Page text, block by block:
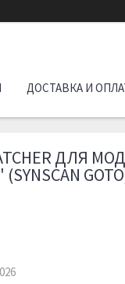
ДОСТАВКА И
ДЛЯ